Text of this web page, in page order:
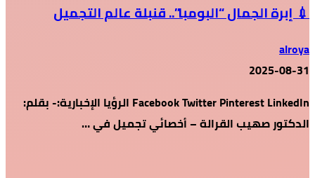
💉 إبرة الجمال “البومبا”.. قنبلة عالم التجميل
alroya
2025-08-31
Facebook Twitter Pinterest LinkedIn الرؤيا الإخبارية:- بقلم:
الدكتور صهيب القرالة – أخصائي تجميل في …